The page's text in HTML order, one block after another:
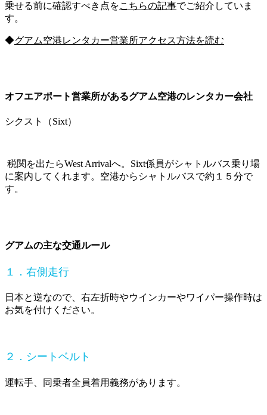
乗せる前に確認すべき点をこちらの記事でご紹介していま
す。
◆グアム空港レンタカー営業所アクセス方法を読む
オフエアポート営業所があるグアム空港のレンタカー会社
シクスト（Sixt）
税関を出たらWest Arrivalへ。Sixt係員がシャトルバス乗り場
に案内してくれます。空港からシャトルバスで約１５分で
す。
グアムの主な交通ルール
１．右側走行
日本と逆なので、右左折時やウインカーやワイパー操作時は
お気を付けください。
２．シートベルト
運転手、同乗者全員着用義務があります。